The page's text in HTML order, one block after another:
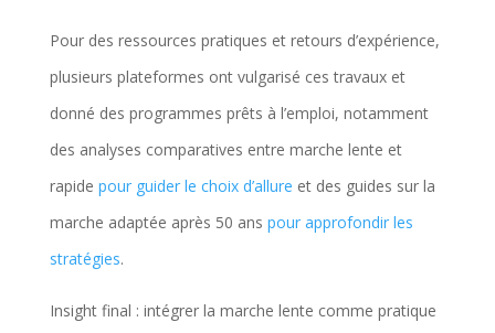
Pour des ressources pratiques et retours d’expérience,
plusieurs plateformes ont vulgarisé ces travaux et
donné des programmes prêts à l’emploi, notamment
des analyses comparatives entre marche lente et
rapide pour guider le choix d’allure et des guides sur la
marche adaptée après 50 ans pour approfondir les
stratégies.
Insight final : intégrer la marche lente comme pratique